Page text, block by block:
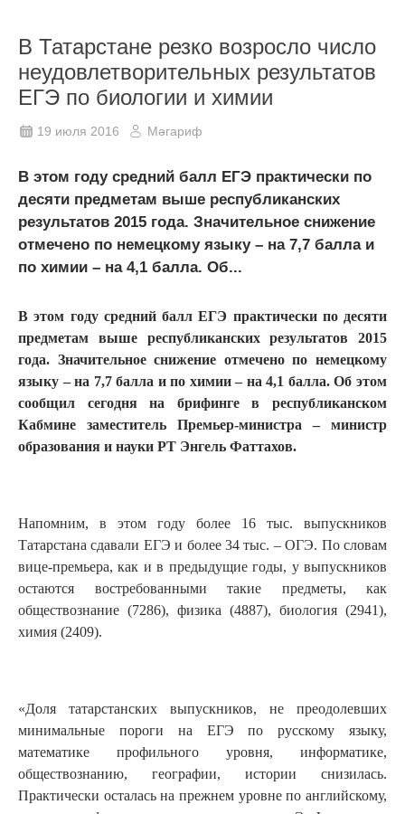
В Татарстане резко возросло число
неудовлетворительных результатов
ЕГЭ по биологии и химии
19 июля 2016 Мәгариф
В этом году средний балл ЕГЭ практически по
десяти предметам выше республиканских
результатов 2015 года. Значительное снижение
отмечено по немецкому языку – на 7,7 балла и
по химии – на 4,1 балла. Об...
В этом году средний балл ЕГЭ практически по десяти
предметам выше республиканских результатов 2015
года. Значительное снижение отмечено по немецкому
языку – на 7,7 балла и по химии – на 4,1 балла. Об этом
сообщил сегодня на брифинге в республиканском
Кабмине заместитель Премьер-министра – министр
образования и науки РТ Энгель Фаттахов.
Напомним, в этом году более 16 тыс. выпускников
Татарстана сдавали ЕГЭ и более 34 тыс. – ОГЭ. По словам
вице-премьера, как и в предыдущие годы, у выпускников
остаются востребованными такие предметы, как
обществознание (7286), физика (4887), биология (2941),
химия (2409).
«Доля татарстанских выпускников, не преодолевших
минимальные пороги на ЕГЭ по русскому языку,
математике профильного уровня, информатике,
обществознанию, географии, истории снизилась.
Практически осталась на прежнем уровне по английскому,